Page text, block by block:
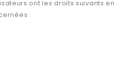
ont les droits suivants en
: